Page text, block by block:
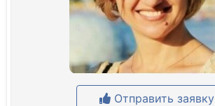
Отправить заявку